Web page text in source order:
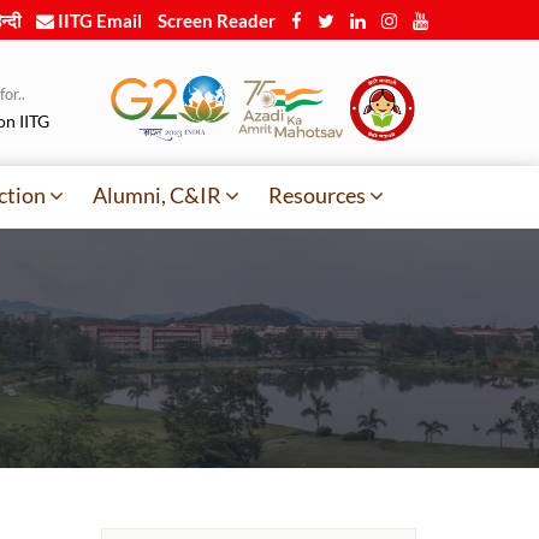
IITG Email Screen Reader
IITG
Alumni, C&IR Resources